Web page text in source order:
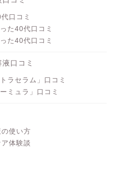
口コミ
た40代口コミ
た40代口コミ
口コミ
ラセラム」口コミ
ミュラ」口コミ
使い方
体験談